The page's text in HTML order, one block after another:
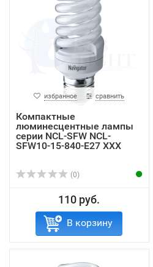
избранное сравнить
Компактные
люминесцентные лампы
серии NCL-SFW NCL-
SFW10-15-840-E27 XXX
(0)
110 руб.
В корзину